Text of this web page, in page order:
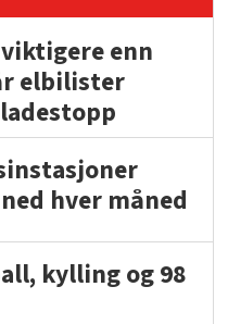
enn
elbilister
hver måned
kylling og 98